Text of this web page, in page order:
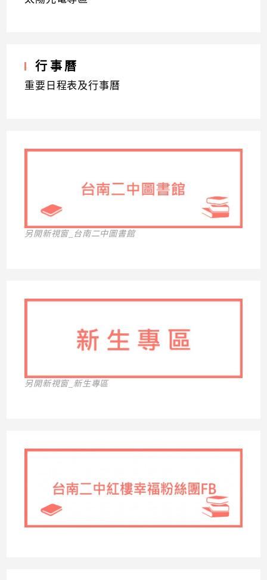
行事曆
重要日程表及行事曆
另開新視窗_台南二中圖書館
另開新視窗_新生專區